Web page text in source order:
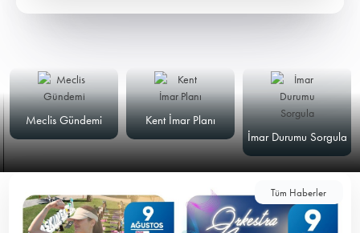
Meclis Gündemi
Kent İmar Planı
İmar Durumu Sorgula
Tüm Haberler